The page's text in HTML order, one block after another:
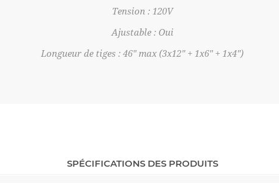
Tension : 120V
Ajustable : Oui
Longueur de tiges : 46" max (3x12" + 1x6" + 1x4")
SPÉCIFICATIONS DES PRODUITS